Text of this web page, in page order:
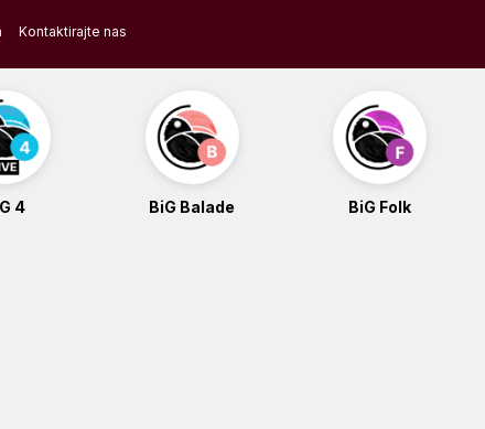
Kontaktirajte nas
4 BiG Balade BiG Folk